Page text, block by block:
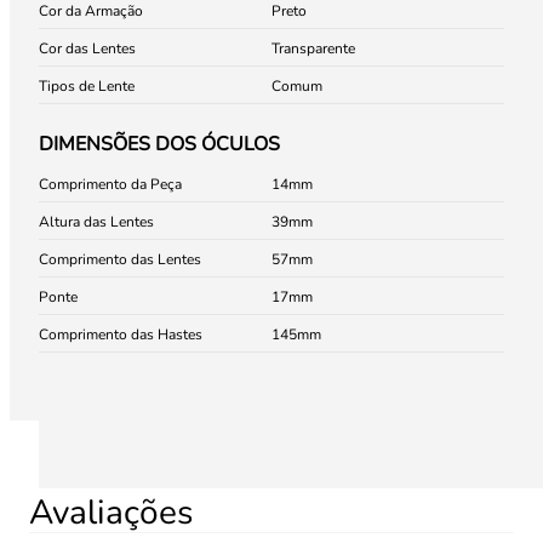
Cor da Armação
Preto
Cor das Lentes
Transparente
Tipos de Lente
Comum
DIMENSÕES DOS ÓCULOS
Comprimento da Peça
14
Altura das Lentes
39
Comprimento das Lentes
57
Ponte
17
Comprimento das Hastes
145
Avaliações